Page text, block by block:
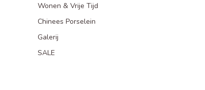
Wonen & Vrije Tijd
Chinees Porselein
Galerij
SALE